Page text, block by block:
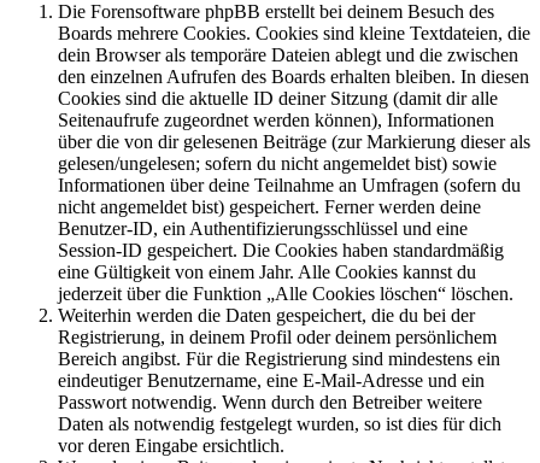
Die Forensoftware phpBB erstellt bei deinem Besuch des
Boards mehrere Cookies. Cookies sind kleine Textdateien, die
dein Browser als temporäre Dateien ablegt und die zwischen
den einzelnen Aufrufen des Boards erhalten bleiben. In diesen
Cookies sind die aktuelle ID deiner Sitzung (damit dir alle
Seitenaufrufe zugeordnet werden können), Informationen
über die von dir gelesenen Beiträge (zur Markierung dieser als
gelesen/ungelesen; sofern du nicht angemeldet bist) sowie
Informationen über deine Teilnahme an Umfragen (sofern du
nicht angemeldet bist) gespeichert. Ferner werden deine
Benutzer-ID, ein Authentifizierungsschlüssel und eine
Session-ID gespeichert. Die Cookies haben standardmäßig
eine Gültigkeit von einem Jahr. Alle Cookies kannst du
jederzeit über die Funktion „Alle Cookies löschen“ löschen.
Weiterhin werden die Daten gespeichert, die du bei der
Registrierung, in deinem Profil oder deinem persönlichem
Bereich angibst. Für die Registrierung sind mindestens ein
eindeutiger Benutzername, eine E-Mail-Adresse und ein
Passwort notwendig. Wenn durch den Betreiber weitere
Daten als notwendig festgelegt wurden, so ist dies für dich
vor deren Eingabe ersichtlich.